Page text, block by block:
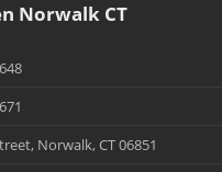
Norwalk CT
Norwalk, CT 06851